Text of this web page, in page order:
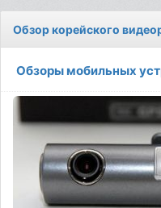
Обзор корейского
Обзоры мобильных